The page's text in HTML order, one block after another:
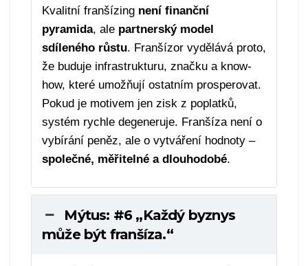
Kvalitní franšízing není finanční
pyramida, ale partnerský model
sdíleného růstu. Franšízor vydělává proto,
že buduje infrastrukturu, značku a know-
how, které umožňují ostatním prosperovat.
Pokud je motivem jen zisk z poplatků,
systém rychle degeneruje. Franšíza není o
vybírání peněz, ale o vytváření hodnoty –
společné, měřitelné a dlouhodobé.
Mýtus: #6 „Každý byznys
může být franšíza.“